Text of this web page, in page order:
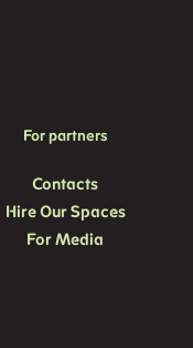
For partners
Contacts
Hire Our Spaces
For Media